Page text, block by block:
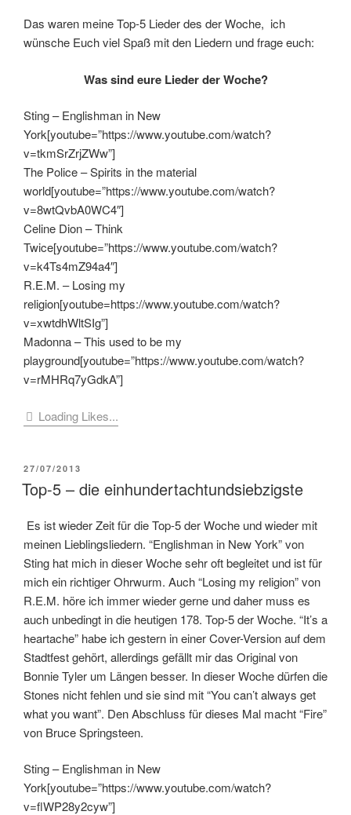
Das waren meine Top-5 Lieder des der Woche, ich
wünsche Euch viel Spaß mit den Liedern und frage euch:
Was sind eure Lieder der Woche?
Sting – Englishman in New
York[youtube=”https://www.youtube.com/watch?
v=tkmSrZrjZWw”]
The Police – Spirits in the material
world[youtube=”https://www.youtube.com/watch?
v=8wtQvbA0WC4″]
Celine Dion – Think
Twice[youtube=”https://www.youtube.com/watch?
v=k4Ts4mZ94a4″]
R.E.M. – Losing my
religion[youtube=https://www.youtube.com/watch?
v=xwtdhWltSIg”]
Madonna – This used to be my
playground[youtube=”https://www.youtube.com/watch?
v=rMHRq7yGdkA”]
Loading Likes...
VERÖFFENTLICHT
AM
27/07/2013
Top-5 – die einhundertachtundsiebzigste
Es ist wieder Zeit für die Top-5 der Woche und wieder mit
meinen Lieblingsliedern. “Englishman in New York” von
Sting hat mich in dieser Woche sehr oft begleitet und ist für
mich ein richtiger Ohrwurm. Auch “Losing my religion” von
R.E.M. höre ich immer wieder gerne und daher muss es
auch unbedingt in die heutigen 178. Top-5 der Woche. “It’s a
heartache” habe ich gestern in einer Cover-Version auf dem
Stadtfest gehört, allerdings gefällt mir das Original von
Bonnie Tyler um Längen besser. In dieser Woche dürfen die
Stones nicht fehlen und sie sind mit “You can’t always get
what you want”. Den Abschluss für dieses Mal macht “Fire”
von Bruce Springsteen.
Sting – Englishman in New
York[youtube=”https://www.youtube.com/watch?
v=flWP28y2cyw”]